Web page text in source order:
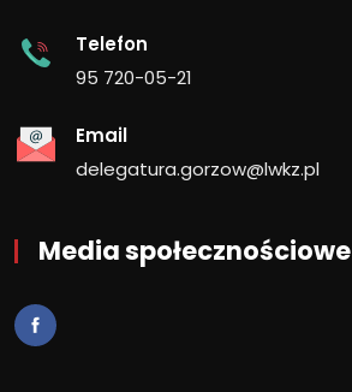
Telefon
95 720-05-21
Email
delegatura.gorzow@lwkz.pl
Media społecznościowe